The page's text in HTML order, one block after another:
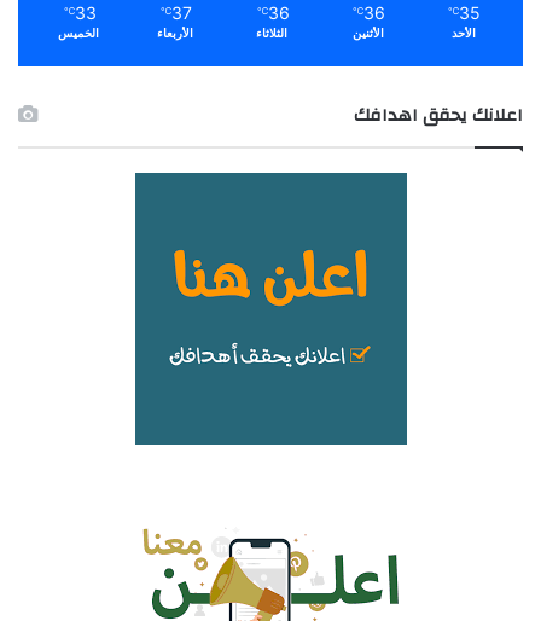
35
℃
الأحد
36
℃
الأثنين
36
℃
الثلاثاء
37
℃
الأربعاء
33
℃
الخميس
اعلانك يحقق اهدافك